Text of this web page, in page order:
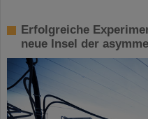
Erfolgreiche
neue Insel der